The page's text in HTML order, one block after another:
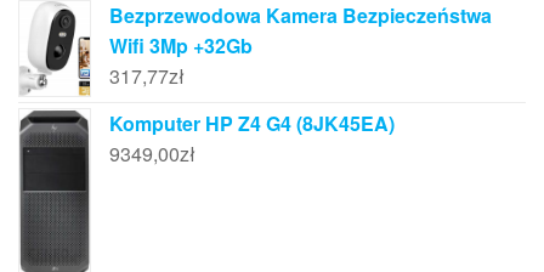
Bezprzewodowa Kamera Bezpieczeństwa
Wifi 3Mp +32Gb
317,77zł
Komputer HP Z4 G4 (8JK45EA)
9349,00zł